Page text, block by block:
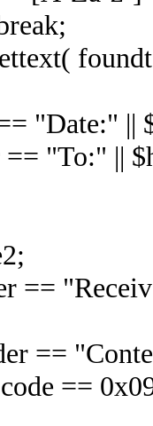
"Date:" ||
"To:" ||
0x09 ||